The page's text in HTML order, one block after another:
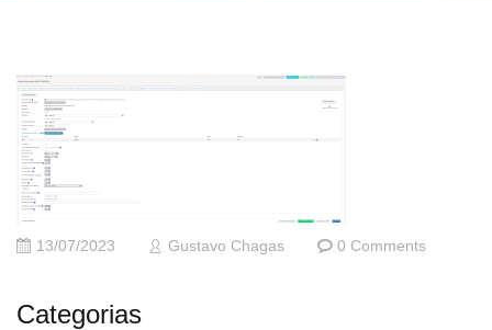
13/07/2023 Gustavo Chagas 0 Comments
Categorias